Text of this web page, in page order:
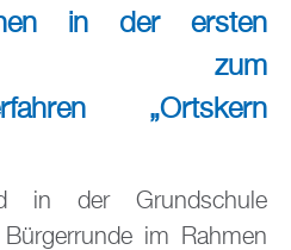
in der ersten
zum
„Ortskern
der Grundschule
im Rahmen